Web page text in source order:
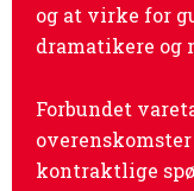
og at virke for
dramatikere og
Forbundet
kontraktlige